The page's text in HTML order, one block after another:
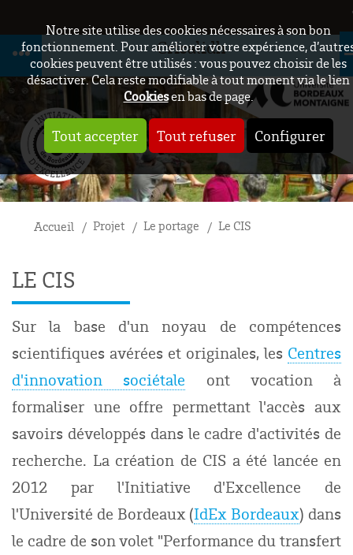
Notre site utilise des cookies nécessaires à son bon
fonctionnement. Pour améliorer votre expérience,
cookies peuvent être utilisés : vous pouvez choisir de les
désactiver. Cela reste modifiable à tout moment via le lien
Cookiesen bas de page.
Tout accepter Tout refuser Configurer
Crisalidh
Accueil Projet Le portage Le CIS
LE CIS
Sur la base d'un noyau de compétences
scientifiques avérées et originales, les Centres
d'innovation sociétale ont vocation à
formaliser une offre permettant l'accès aux
savoirs développés dans le cadre d'activités de
recherche. La création de CIS a été lancée en
2012 par l'Initiative d'Excellence de
l'Université de Bordeaux (IdEx Bordeaux) dans
le cadre de son volet "Performance du transfert